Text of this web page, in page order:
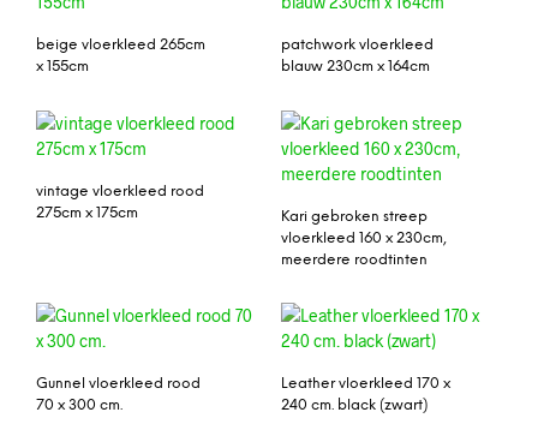
beige vloerkleed 265cm
x 155cm
patchwork vloerkleed
blauw 230cm x 164cm
vintage vloerkleed rood
275cm x 175cm
Kari gebroken streep
vloerkleed 160 x 230cm,
meerdere roodtinten
Gunnel vloerkleed rood
70 x 300 cm.
Leather vloerkleed 170 x
240 cm. black (zwart)